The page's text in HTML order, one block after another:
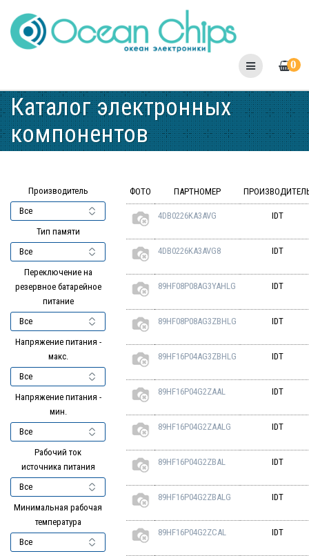
to
content
0
Каталог электронных
компонентов
Производитель
Тип памяти
Переключение на
резервное батарейное
питание
Напряжение питания -
макс.
Напряжение питания -
мин.
Рабочий ток
источника питания
Минимальная рабочая
температура
ФОТО ПАРТНОМЕР
4DB0226KA3AVG IDT
4DB0226KA3AVG8 IDT
89HF08P08AG3YAHLG IDT
89HF08P08AG3ZBHLG IDT
89HF16P04AG3ZBHLG IDT
89HF16P04G2ZAAL IDT
89HF16P04G2ZAALG IDT
89HF16P04G2ZBAL IDT
89HF16P04G2ZBALG IDT
89HF16P04G2ZCAL IDT